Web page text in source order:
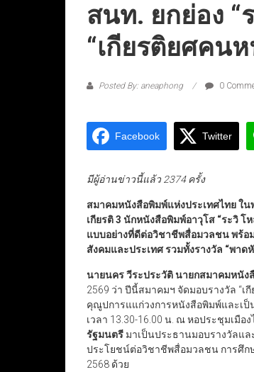
สนท. ยกย่อง “
“เกียรติยศคน
Posted By: aneaphong 0
Facebook Twitter
มีผู้อ่านข่าวนี้แล้ว 2374 ครั้ง
สมาคมหนังสือพิมพ์แห่งประเทศไทย ใ
เกียรติ3 นักหนังสือพิมพ์อาวุโส “ระวิ โ
แบบอย่างที่ดีต่อวิชาชีพสื่อมวลชน พร้
สังคมและประเทศ รวมทั้งรางวัล “พาด
นายนคร วีระประวัติ นายกสมาคมหนัง
2569 ว่า ปีนี้สมาคมฯ จัดมอบรางวัล “เ
คุณูปการแแก่วงการหนังสือพิมพ์และเ
เวลา 13.30-16.00 น. ณ หอประชุมเมื
รัฐมนตรี มาเป็นประธานมอบรางวัลแ
ประโยชน์ต่อวิชาชีพสื่อมวลชน การศึก
2568 ด้วย